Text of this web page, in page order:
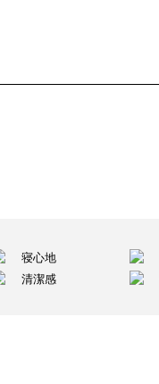
寝心地
清潔感